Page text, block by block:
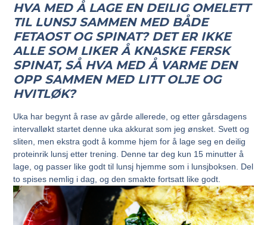
HVA MED Å LAGE EN DEILIG OMELETT
TIL LUNSJ SAMMEN MED BÅDE
FETAOST OG SPINAT? DET ER IKKE
ALLE SOM LIKER Å KNASKE FERSK
SPINAT, SÅ HVA MED Å VARME DEN
OPP SAMMEN MED LITT OLJE OG
HVITLØK?
Uka har begynt å rase av gårde allerede, og etter gårsdagens
intervalløkt startet denne uka akkurat som jeg ønsket. Svett og
sliten, men ekstra godt å komme hjem for å lage seg en deilig
proteinrik lunsj etter trening. Denne tar deg kun 15 minutter å
lage, og passer like godt til lunsj hjemme som i lunsjboksen. Del
to spises nemlig i dag, og den smakte fortsatt like godt.